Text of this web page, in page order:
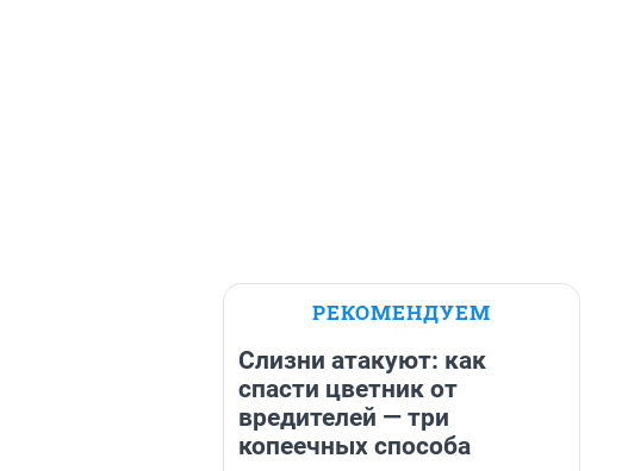
РЕКОМЕНДУЕМ
Слизни атакуют: как
спасти цветник от
вредителей — три
копеечных способа